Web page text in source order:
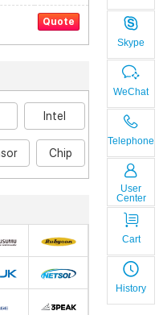
Skype
WeChat
Telephone
User
Center
Cart
History
Quote
Intel
Chip